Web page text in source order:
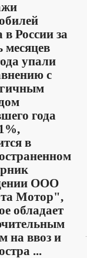
в России за
месяцев
упали
с
года
в
ООО
Мотор",
обладает
на ввоз и
...